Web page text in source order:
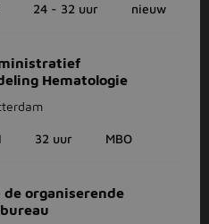
24 - 32 uur nieuw
Hematologie
32 uur MBO
organiserende